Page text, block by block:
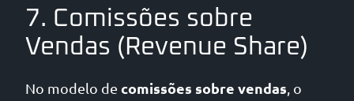
7. Comissões sobre
Vendas (Revenue Share)
No modelo de comissões sobre vendas, o